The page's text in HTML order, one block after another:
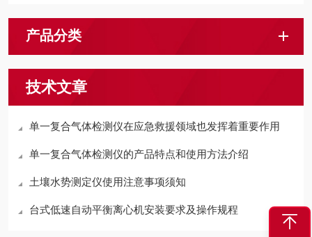
产品分类
技术文章
单一复合气体检测仪在应急救援领域也发挥着重要作用
单一复合气体检测仪的产品特点和使用方法介绍
土壤水势测定仪使用注意事项须知
台式低速自动平衡离心机安装要求及操作规程